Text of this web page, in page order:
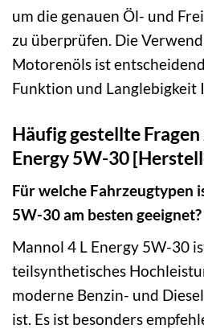
um die genauen Öl- und
zu überprüfen. Die
Motorenöls ist
Funktion und Langlebigkeit
Häufig gestellte
Energy 5W-30
Für welche Fahrzeugtypen
5W-30 am besten geeignet?
Mannol 4 L Energy 5W-30
teilsynthetisches
moderne Benzin- und
ist. Es ist besonders